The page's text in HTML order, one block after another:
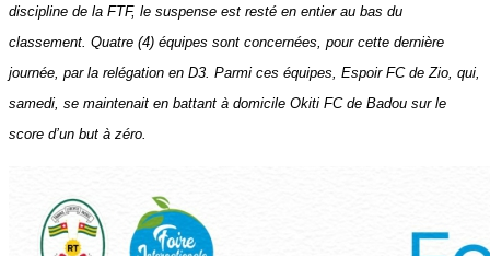
discipline de la FTF, le suspense est resté en entier au bas du
classement. Quatre (4) équipes sont concernées, pour cette dernière
journée, par la relégation en D3. Parmi ces équipes, Espoir FC de Zio, qui,
samedi, se maintenait en battant à domicile Okiti FC de Badou sur le
score d’un but à zéro.